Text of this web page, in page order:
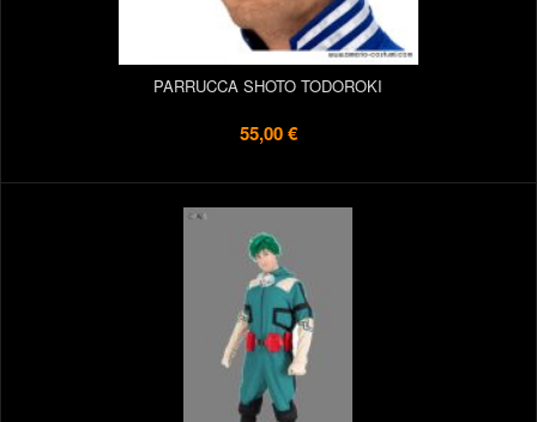
PARRUCCA SHOTO TODOROKI
55,00 €